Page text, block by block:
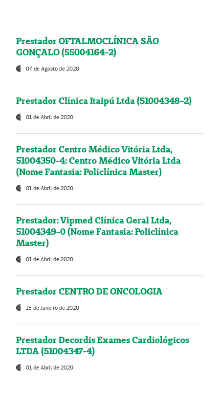
Prestador OFTALMOCLÍNICA SÃO
GONÇALO (55004164-2)
07 de Agosto de 2020
Prestador Clínica Itaipú Ltda (51004348-2)
01 de Abril de 2020
Prestador Centro Médico Vitória Ltda,
51004350-4: Centro Médico Vitória Ltda
(Nome Fantasia: Policlínica Master)
01 de Abril de 2020
Prestador: Vipmed Clínica Geral Ltda,
51004349-0 (Nome Fantasia: Policlínica
Master)
01 de Abril de 2020
Prestador CENTRO DE ONCOLOGIA
15 de Janeiro de 2020
Prestador Decordis Exames Cardiológicos
LTDA (51004347-4)
01 de Abril de 2020